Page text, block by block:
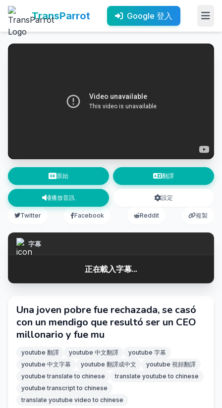
TransParrot Google 登入
原始 翻譯
播放音訊 設定
Twitter Facebook Reddit 複製
字幕
正在載入字幕...
Una joven pobre fue rechazada, se casó
con un mendigo que resultó ser un CEO
millonario y fue mu
youtube 翻譯 youtube 中文翻譯
youtube 字幕
youtube 中文字幕
youtube 翻譯成中文
youtube 視頻翻譯
youtube translate to chinese
translate youtube to chinese
youtube transcript to chinese
translate youtube video to chinese